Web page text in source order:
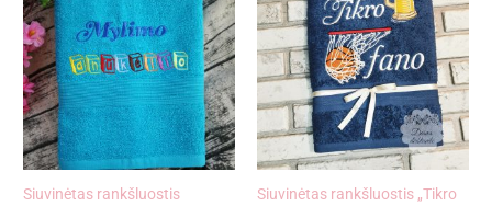
Siuvinėtas rankšluostis
Siuvinėtas rankšluostis „Tikro